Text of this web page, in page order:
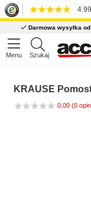
Darmowa wysyłka od
Menu Szukaj
KRAUSE
0,00 (0